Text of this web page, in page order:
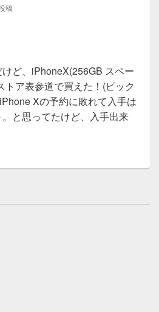
稿
有ど、iPhoneX(256GB スペー
トア表参道で買えた！(ピック
Xの予約に敗れて入手は
と思ってたけど、入手出来
から３日遅れだけど、